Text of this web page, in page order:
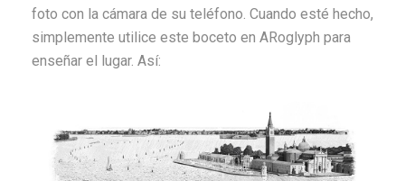
foto con la cámara de su teléfono. Cuando esté hecho,
simplemente utilice este boceto en ARoglyph para
enseñar el lugar. Así: